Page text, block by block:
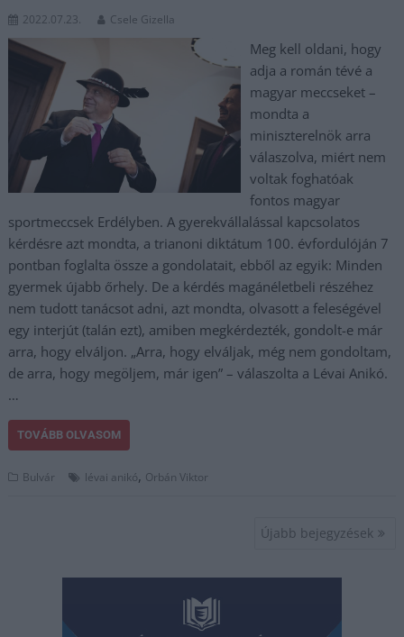
2022.07.23. Csele Gizella
Meg kell oldani, hogy
adja a román tévé a
magyar meccseket –
mondta a
miniszterelnök arra
válaszolva, miért nem
voltak foghatóak
fontos magyar
sportmeccsek Erdélyben. A gyerekvállalással kapcsolatos
kérdésre azt mondta, a trianoni diktátum 100. évfordulóján 7
pontban foglalta össze a gondolatait, ebből az egyik: Minden
gyermek újabb őrhely. De a kérdés magánéletbeli részéhez
nem tudott tanácsot adni, azt mondta, olvasott a feleségével
egy interjút (talán ezt), amiben megkérdezték, gondolt-e már
arra, hogy elváljon. „Arra, hogy elváljak, még nem gondoltam,
de arra, hogy megöljem, már igen” – válaszolta a Lévai Anikó.
…
TOVÁBB OLVASOM
Bulvár lévai anikó, Orbán Viktor
Újabb bejegyzések